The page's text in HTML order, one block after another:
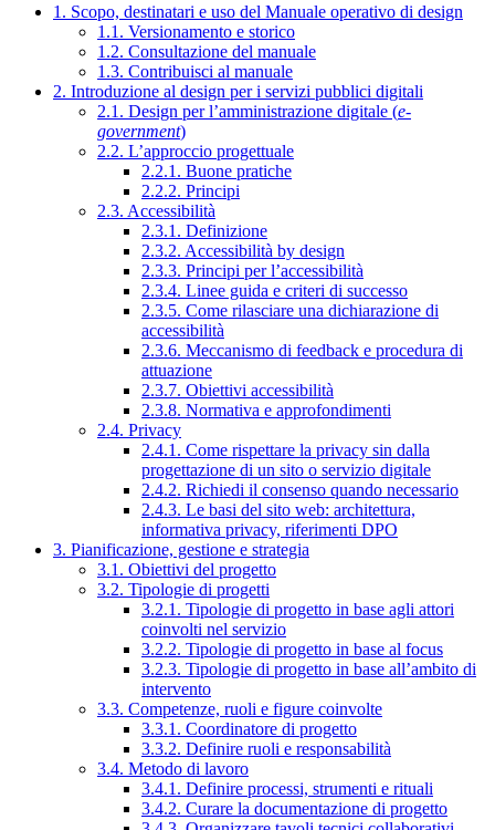
1. Scopo, destinatari e uso del Manuale operativo di design
1.1. Versionamento e storico
1.2. Consultazione del manuale
1.3. Contribuisci al manuale
2. Introduzione al design per i servizi pubblici digitali
2.1. Design per l’amministrazione digitale (e-
government)
2.2. L’approccio progettuale
2.2.1. Buone pratiche
2.2.2. Principi
2.3. Accessibilità
2.3.1. Definizione
2.3.2. Accessibilità by design
2.3.3. Principi per l’accessibilità
2.3.4. Linee guida e criteri di successo
2.3.5. Come rilasciare una dichiarazione di
accessibilità
2.3.6. Meccanismo di feedback e procedura di
attuazione
2.3.7. Obiettivi accessibilità
2.3.8. Normativa e approfondimenti
2.4. Privacy
2.4.1. Come rispettare la privacy sin dalla
progettazione di un sito o servizio digitale
2.4.2. Richiedi il consenso quando necessario
2.4.3. Le basi del sito web: architettura,
informativa privacy, riferimenti DPO
3. Pianificazione, gestione e strategia
3.1. Obiettivi del progetto
3.2. Tipologie di progetti
3.2.1. Tipologie di progetto in base agli attori
coinvolti nel servizio
3.2.2. Tipologie di progetto in base al focus
3.2.3. Tipologie di progetto in base all’ambito di
intervento
3.3. Competenze, ruoli e figure coinvolte
3.3.1. Coordinatore di progetto
3.3.2. Definire ruoli e responsabilità
3.4. Metodo di lavoro
3.4.1. Definire processi, strumenti e rituali
3.4.2. Curare la documentazione di progetto